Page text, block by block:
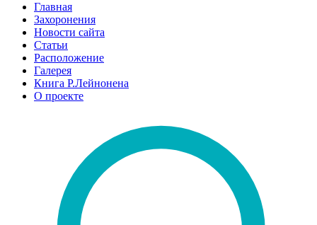
Главная
Захоронения
Новости сайта
Статьи
Расположение
Галерея
Книга Р.Лейнонена
О проекте